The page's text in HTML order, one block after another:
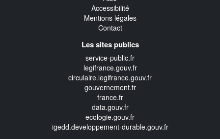
Accessibilité
Mentions légales
Contact
Les sites publics
service-public.fr
legifrance.gouv.fr
circulaire.legifrance.gouv.fr
gouvernement.fr
france.fr
data.gouv.fr
ecologie.gouv.fr
igedd.developpement-durable.gouv.fr